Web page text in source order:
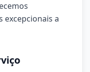
excepcionais a